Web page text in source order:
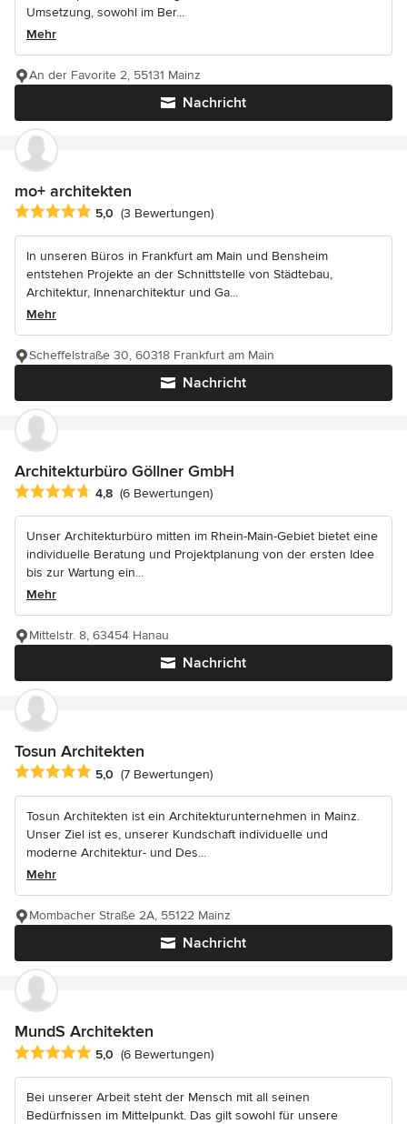
Umsetzung, sowohl im Ber...
Mehr
Nachricht
An der Favorite 2, 55131 Mainz
mo+ architekten
Durchschnittliche Bewertung: 5 von 5 Sternen
5,0 (3 Bewertungen)
In unseren Büros in Frankfurt am Main und Bensheim
entstehen Projekte an der Schnittstelle von Städtebau,
Architektur, Innenarchitektur und Ga...
Mehr
Nachricht
Scheffelstraße 30, 60318 Frankfurt am Main
Architekturbüro Göllner GmbH
Durchschnittliche Bewertung: 4.8 von 5 Sternen
4,8 (6 Bewertungen)
Unser Architekturbüro mitten im Rhein-Main-Gebiet bietet eine
individuelle Beratung und Projektplanung von der ersten Idee
bis zur Wartung ein...
Mehr
Nachricht
Mittelstr. 8, 63454 Hanau
Tosun Architekten
Durchschnittliche Bewertung: 5 von 5 Sternen
5,0 (7 Bewertungen)
Tosun Architekten ist ein Architekturunternehmen in Mainz.
Unser Ziel ist es, unserer Kundschaft individuelle und
moderne Architektur- und Des...
Mehr
Nachricht
Mombacher Straße 2A, 55122 Mainz
MundS Architekten
Durchschnittliche Bewertung: 5 von 5 Sternen
5,0 (6 Bewertungen)
Bei unserer Arbeit steht der Mensch mit all seinen
Bedürfnissen im Mittelpunkt. Das gilt sowohl für unsere